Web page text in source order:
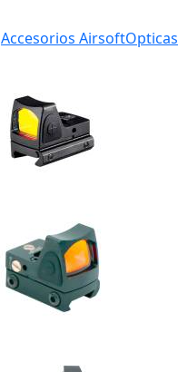
Accesorios AirsoftOpticas